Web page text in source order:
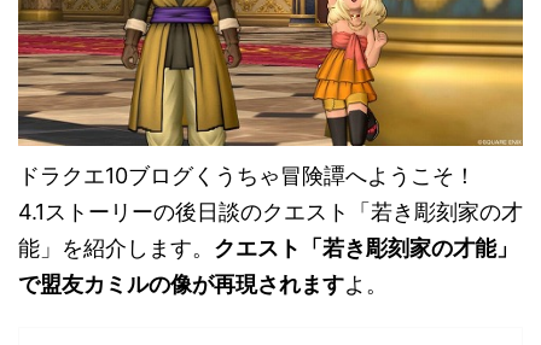
ドラクエ10ブログくうちゃ冒険譚へようこそ！
4.1ストーリーの後日談のクエスト「若き彫刻家の才
能」を紹介します。 クエスト「若き彫刻家の才能」
で盟友カミルの像が再現されますよ。